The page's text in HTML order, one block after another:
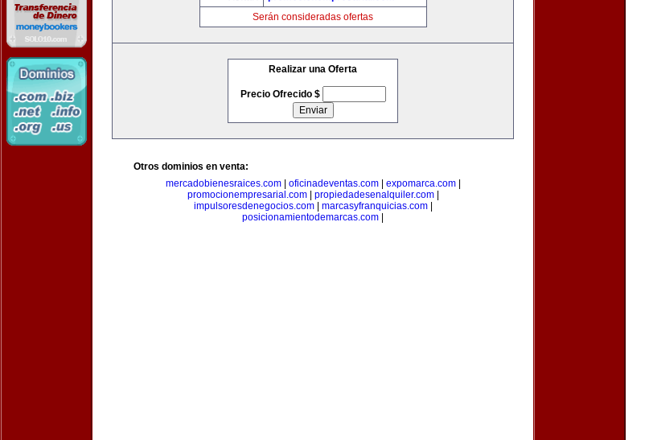
Serán consideradas ofertas
Realizar una Oferta
Precio Ofrecido $
Otros dominios en venta:
mercadobienesraices.com| oficinadeventas.com| expomarca.com|
promocionempresarial.com| propiedadesenalquiler.com|
impulsoresdenegocios.com| marcasyfranquicias.com|
posicionamientodemarcas.com